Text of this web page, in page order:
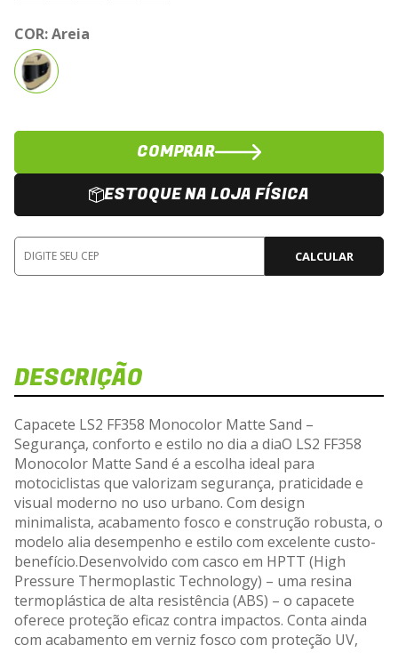
COR:Areia
COMPRAR
ESTOQUE NA LOJA FÍSICA
CALCULAR
DESCRIÇÃO
Capacete LS2 FF358 Monocolor Matte Sand –
Segurança, conforto e estilo no dia a diaO LS2 FF358
Monocolor Matte Sand é a escolha ideal para
motociclistas que valorizam segurança, praticidade e
visual moderno no uso urbano. Com design
minimalista, acabamento fosco e construção robusta, o
modelo alia desempenho e estilo com excelente custo-
benefício.Desenvolvido com casco em HPTT (High
Pressure Thermoplastic Technology) – uma resina
termoplástica de alta resistência (ABS) – o capacete
oferece proteção eficaz contra impactos. Conta ainda
com acabamento em verniz fosco com proteção UV,